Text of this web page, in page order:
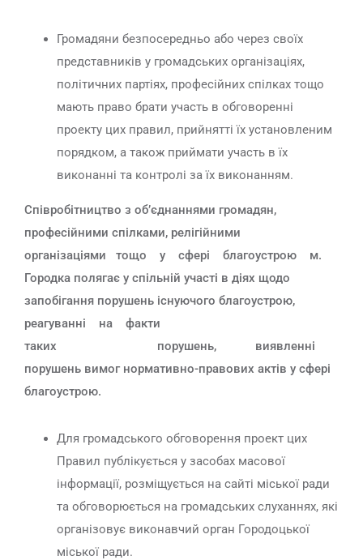
Громадяни безпосередньо або через своїх
представників у громадських організаціях,
політичних партіях, професійних спілках тощо
мають право брати участь в обговоренні
проекту цих правил, прийнятті їх установленим
порядком, а також приймати участь в їх
виконанні та контролі за їх виконанням.
Співробітництво з об’єднаннями громадян,
професійними спілками, релігійними
організаціями тощо у сфері благоустрою м.
Городка полягає у спільній участі в діях щодо
запобігання порушень існуючого благоустрою,
реагуванні на факти
таких порушень, виявленні
порушень вимог нормативно-правових актів у сфері
благоустрою.
Для громадського обговорення проект цих
Правил публікується у засобах масової
інформації, розміщується на сайті міської ради
та обговорюється на громадських слуханнях, які
організовує виконавчий орган Городоцької
міської ради.